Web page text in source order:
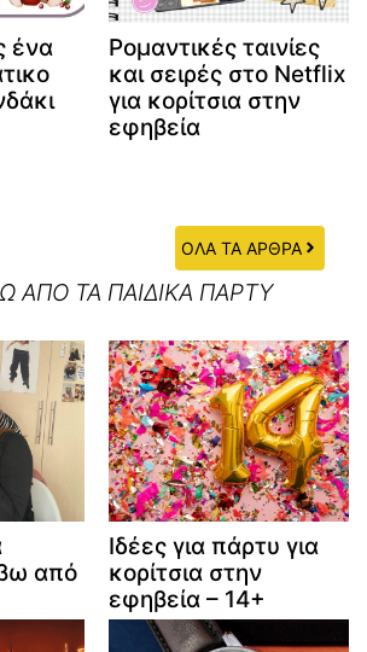
ένα
Ρομαντικές ταινίες
και σειρές στο Netflix
για κορίτσια στην
εφηβεία
ΟΛΑ ΤΑ ΑΡΘΡΑ
ΑΠΟ ΤΑ ΠΑΙΔΙΚΑ ΠΑΡΤΥ
από
Ιδέες για πάρτυ για
κορίτσια στην
εφηβεία – 14+